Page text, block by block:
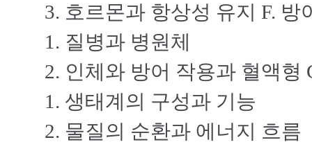
3. 호르몬과 항상성 유지 F. 방
1. 질병과 병원체
2. 인체와 방어 작용과 혈액형
1. 생태계의 구성과 기능
2. 물질의 순환과 에너지 흐름